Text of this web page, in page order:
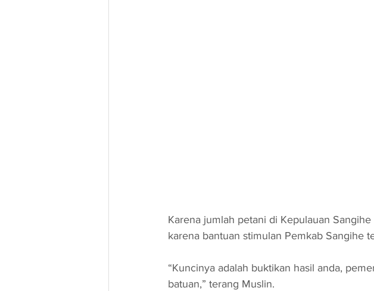
Karena jumlah petani di Kepulauan
karena bantuan stimulan Pemkab Sangihe
“Kuncinya adalah buktikan hasil anda,
batuan,” terang Muslin.